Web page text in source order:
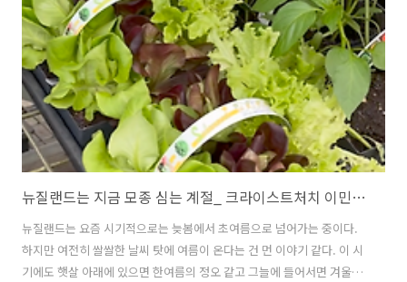
뉴질랜드는 지금 모종 심는 계절_ 크라이스트처치 이민생활의 기본, 텃밭 농사
뉴질랜드는 요즘 시기적으로는 늦봄에서 초여름으로 넘어가는 중이다.
하지만 여전히 쌀쌀한 날씨 탓에 여름이 온다는 건 먼 이야기 같다. 이 시
기에도 햇살 아래에 있으면 한여름의 정오 같고 그늘에 들어서면 겨울의